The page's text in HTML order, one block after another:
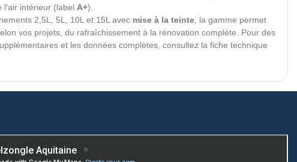
l'air intérieur (label A+).
2,5L, 5L, 10L et 15L avec mise à la teinte , la gamme permet
vos projets, du rafraîchissement à la rénovation complète. Pour des
et les données complètes, consultez la fiche technique